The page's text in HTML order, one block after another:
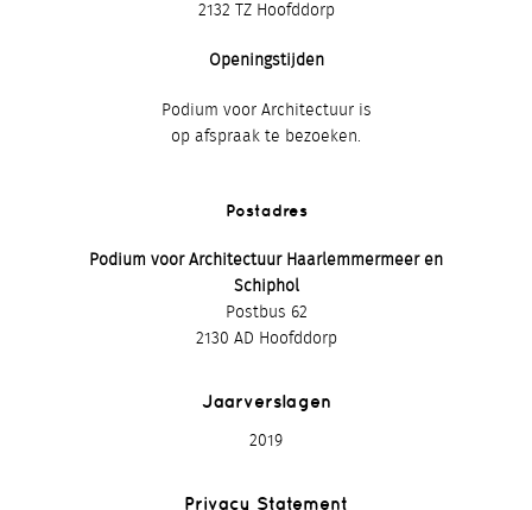
2132 TZ Hoofddorp
Openingstijden
Podium voor Architectuur is
op afspraak te bezoeken.
Postadres
Podium voor Architectuur Haarlemmermeer en
Schiphol
Postbus 62
2130 AD Hoofddorp
Jaarverslagen
2019
Privacy Statement